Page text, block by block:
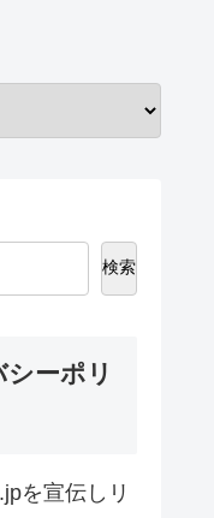
検索
ーポリ
を宣伝しリ